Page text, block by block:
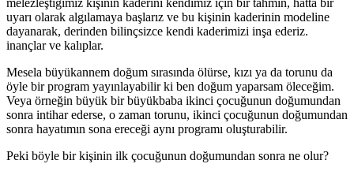
melezleştiğimiz kişinin kaderini kendimiz için bir tahmin, hatta bir
uyarı olarak algılamaya başlarız ve bu kişinin kaderinin modeline
dayanarak, derinden bilinçsizce kendi kaderimizi inşa ederiz.
inançlar ve kalıplar.
Mesela büyükannem doğum sırasında ölürse, kızı ya da torunu da
öyle bir program yayınlayabilir ki ben doğum yaparsam öleceğim.
Veya örneğin büyük bir büyükbaba ikinci çocuğunun doğumundan
sonra intihar ederse, o zaman torunu, ikinci çocuğunun doğumundan
sonra hayatımın sona ereceği aynı programı oluşturabilir.
Peki böyle bir kişinin ilk çocuğunun doğumundan sonra ne olur?